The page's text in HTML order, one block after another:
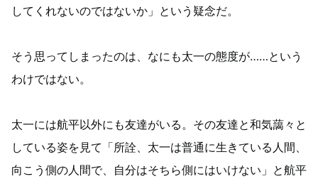
してくれないのではないか」という疑念だ。
そう思ってしまったのは、なにも太一の態度が……という
わけではない。
太一には航平以外にも友達がいる。その友達と和気藹々と
している姿を見て「所詮、太一は普通に生きている人間、
向こう側の人間で、自分はそちら側にはいけない」と航平